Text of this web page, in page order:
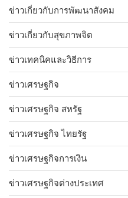
ข่าวเกี่ยวกับการพัฒนาสังคม
ข่าวเกี่ยวกับสุขภาพจิต
ข่าวเทคนิคและวิธีการ
ข่าวเศรษฐกิจ
ข่าวเศรษฐกิจ สหรัฐ
ข่าวเศรษฐกิจ ไทยรัฐ
ข่าวเศรษฐกิจการเงิน
ข่าวเศรษฐกิจต่างประเทศ